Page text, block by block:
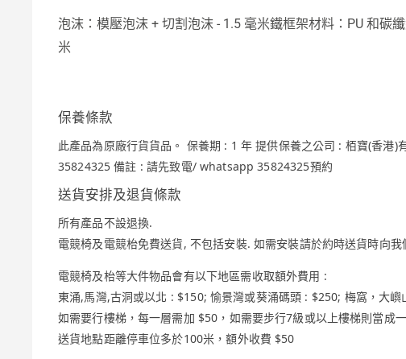
泡沫：模壓泡沫 + 切割泡沫 - 1.5 毫米鐵框架材料：PU 和碳
米
保養條款
此產品為原廠行貨貨品。 保養期 : 1 年 提供保養之公司 : 栢寶(香
35824325 備註 : 請先致電/ whatsapp 35824325預約
送貨安排及退貨條款
所有產品不設退換.
電競椅及電競枱免費送貨, 不包括安裝. 如需安裝請於約時送貨時向
電競椅及枱等大件物品會有以下地區需收取額外費用 :
東涌,馬灣,古洞或以北 : $150; 愉景灣或葵涌碼頭 : $250; 梅窩，大
如需要行樓梯，每一層需加 $50，如需要步行7級或以上樓梯則當成
送貨地點距離停車位多於100米，額外收費 $50